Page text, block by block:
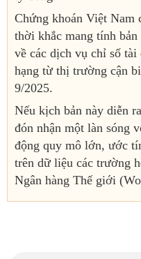
Chứng khoán Việt Nam
thời khắc mang tính
về các dịch vụ chỉ số
hạng từ thị trường cận
9/2025.
Nếu kịch bản này diễn
đón nhận một làn sóng
động quy mô lớn, ước
trên dữ liệu các trường
Ngân hàng Thế giới